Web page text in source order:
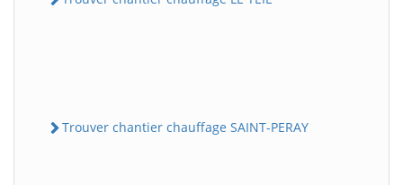
Trouver chantier chauffage SAINT-PERAY